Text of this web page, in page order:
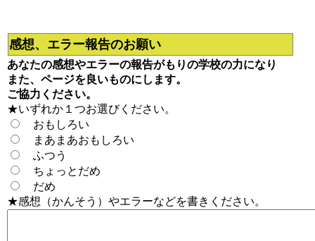
感想、エラー報告のお願い
あなたの感想やエラーの報告がもりの学校の力になり
また、ページを良いものにします。
ご協力ください。
★いずれか１つお選びください。
おもしろい
まあまあおもしろい
ふつう
ちょっとだめ
だめ
★感想（かんそう）やエラーなどを書きください。